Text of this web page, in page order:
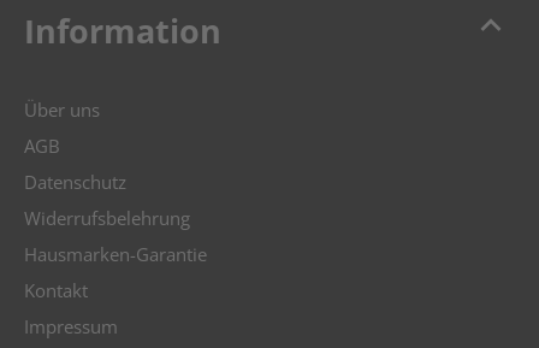
keyboard_arrow_up
Information
Über uns
AGB
Datenschutz
Widerrufsbelehrung
Hausmarken-Garantie
Kontakt
Impressum